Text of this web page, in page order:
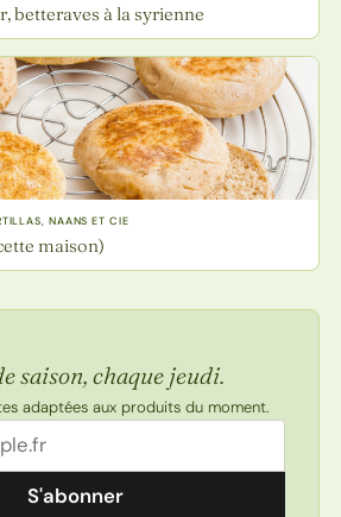
betteraves à la syrienne
NAANS ET CIE
maison)
saison, chaque jeudi.
adaptées aux produits du moment.
S'abonner